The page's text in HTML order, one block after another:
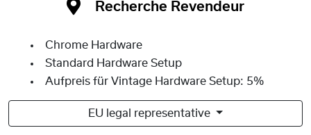
Recherche Revendeur
Chrome Hardware
Standard Hardware Setup
Aufpreis für Vintage Hardware Setup: 5%
EU legal representative